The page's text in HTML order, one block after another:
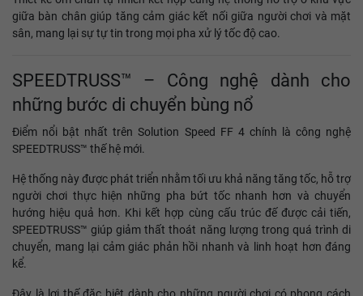
giữa bàn chân giúp tăng cảm giác kết nối giữa người chơi và mặt
sân, mang lại sự tự tin trong mọi pha xử lý tốc độ cao.
SPEEDTRUSS™ – Công nghệ dành cho
những bước di chuyển bùng nổ
Điểm nổi bật nhất trên Solution Speed FF 4 chính là công nghệ
SPEEDTRUSS™ thế hệ mới.
Hệ thống này được phát triển nhằm tối ưu khả năng tăng tốc, hỗ trợ
người chơi thực hiện những pha bứt tốc nhanh hơn và chuyển
hướng hiệu quả hơn. Khi kết hợp cùng cấu trúc đế được cải tiến,
SPEEDTRUSS™ giúp giảm thất thoát năng lượng trong quá trình di
chuyển, mang lại cảm giác phản hồi nhanh và linh hoạt hơn đáng
kể.